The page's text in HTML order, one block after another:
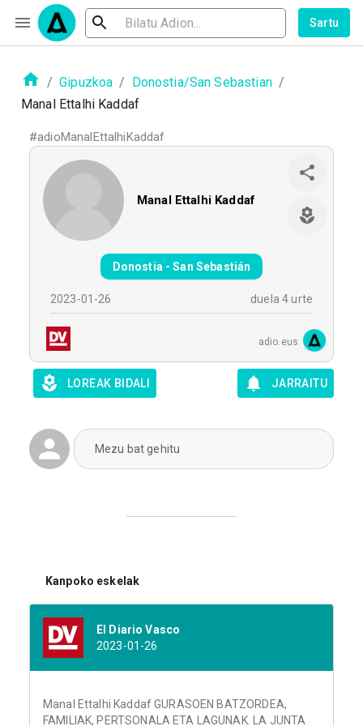
Sartu
/ Gipuzkoa / Donostia/San Sebastian /
Manal Ettalhi Kaddaf
#adioManalEttalhiKaddaf
Manal Ettalhi Kaddaf
Donostia - San Sebastián
2023-01-26 duela 4 urte
adio.eus
LOREAK BIDALI JARRAITU
Mezu bat gehitu
Kanpoko eskelak
El Diario Vasco
2023-01-26
Manal Ettalhi Kaddaf GURASOEN BATZORDEA,
FAMILIAK, PERTSONALA ETA LAGUNAK. LA JUNTA